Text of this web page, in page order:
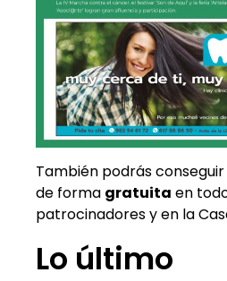
También podrás
de forma gratuita en
patrocinadores y en la
Lo último